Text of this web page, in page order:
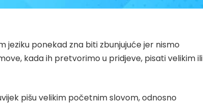
jeziku ponekad zna biti zbunjujuće jer nismo
kada ih pretvorimo u pridjeve, pisati velikim ili
pišu velikim početnim slovom, odnosno